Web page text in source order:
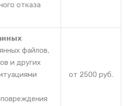
отказа
файлов,
и других
от 2500 руб.